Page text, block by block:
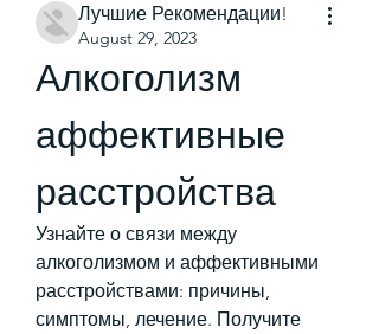
Лучшие Рекомендации!
August 29, 2023
Алкоголизм
аффективные
расстройства
Узнайте о связи между
алкоголизмом и аффективными
расстройствами: причины,
симптомы, лечение. Получите